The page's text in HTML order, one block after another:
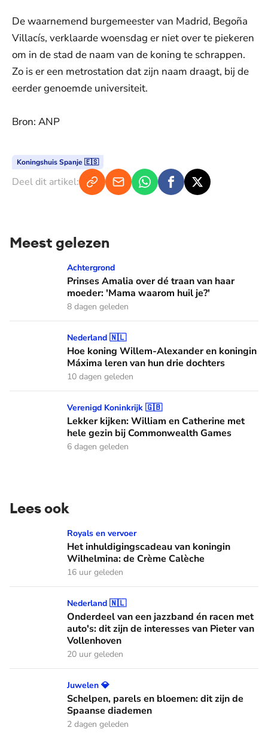
De waarnemend burgemeester van Madrid, Begoña
Villacís, verklaarde woensdag er niet over te piekeren
om in de stad de naam van de koning te schrappen.
Zo is er een metrostation dat zijn naam draagt, bij de
eerder genoemde universiteit.
Bron: ANP
Koningshuis Spanje 🇪🇸
Deel dit artikel:
Meest gelezen
Prinses Amalia over dé traan van haar moeder: 'Mama
Achtergrond
Prinses Amalia over dé traan van haar
moeder: 'Mama waarom huil je?'
8 dagen geleden
Hoe koning Willem-Alexander en koningin Máxima leren
Nederland 🇳🇱
Hoe koning Willem-Alexander en koningin
Máxima leren van hun drie dochters
10 dagen geleden
Lekker kijken: William en Catherine met hele gezin bij
Verenigd Koninkrijk 🇬🇧
Lekker kijken: William en Catherine met
hele gezin bij Commonwealth Games
6 dagen geleden
Lees ook
Het inhuldigingscadeau van koningin Wilhelmina: de
Royals en vervoer
Het inhuldigingscadeau van koningin
Wilhelmina: de Crème Calèche
16 uur geleden
Onderdeel van een jazzband én racen met auto's: dit zijn
Nederland 🇳🇱
Onderdeel van een jazzband én racen met
auto's: dit zijn de interesses van Pieter van
Vollenhoven
20 uur geleden
Schelpen, parels en bloemen: dit zijn de Spaanse diademen
Juwelen 💎
Schelpen, parels en bloemen: dit zijn de
Spaanse diademen
2 dagen geleden